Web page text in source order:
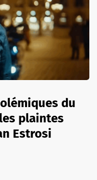
du
plaintes
Estrosi